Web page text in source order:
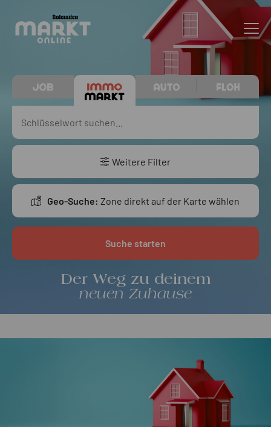
Der Weg zu deinem
neuen Zuhause
Weitere Filter
Geo-Suche: Zone direkt auf der Karte wählen
Suche starten